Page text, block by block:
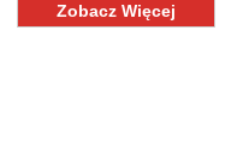
Zobacz Więcej